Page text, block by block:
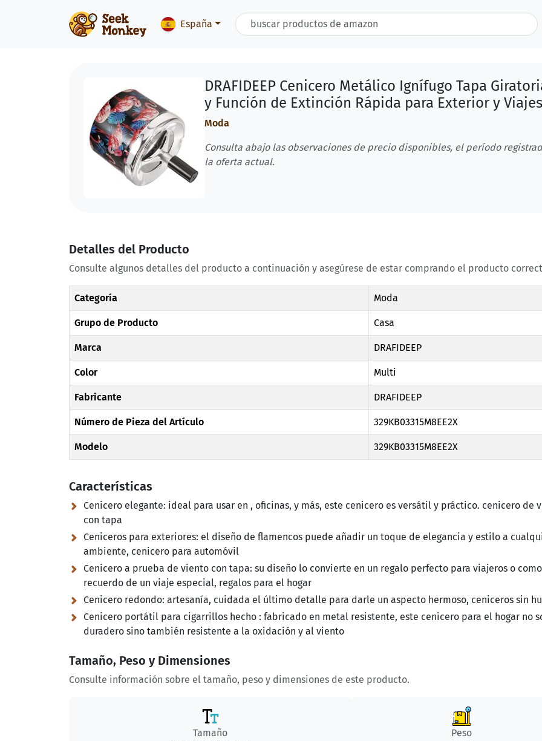
España
DRAFIDEEP Cenicero Metálico Ignífugo Tapa
y Función de Extinción Rápida para Exterior y Viajes
Moda
Consulta abajo las observaciones de precio disponibles, el período
la oferta actual.
Detalles del Producto
Consulte algunos detalles del producto a continuación y asegúrese de estar comprando el producto
Categoría Moda
Grupo de Producto Casa
Marca DRAFIDEEP
Color Multi
Fabricante DRAFIDEEP
Número de Pieza del Artículo 329KB03315M8EE2X
Modelo 329KB03315M8EE2X
Características
Cenicero elegante: ideal para usar en , oficinas, y más, este cenicero es versátil y práctico. cenicero de
con tapa
Ceniceros para exteriores: el diseño de flamencos puede añadir un toque de elegancia y estilo a
ambiente, cenicero para automóvil
Cenicero a prueba de viento con tapa: su diseño lo convierte en un regalo perfecto para viajeros o como
recuerdo de un viaje especial, regalos para el hogar
Cenicero redondo: artesanía, cuidada el último detalle para darle un aspecto hermoso, ceniceros sin
Cenicero portátil para cigarrillos hecho : fabricado en metal resistente, este cenicero para el hogar no
duradero sino también resistente a la oxidación y al viento
Tamaño, Peso y Dimensiones
Consulte información sobre el tamaño, peso y dimensiones de este producto.
Tamaño
Peso